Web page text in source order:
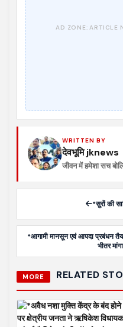
WRITTEN BY
देवभूमि jknews
जीवन में हमेशा सच
*सुरों की
*आगामी मानसून एवं आपदा प्रबंधन
भीतर
MORE RELATED